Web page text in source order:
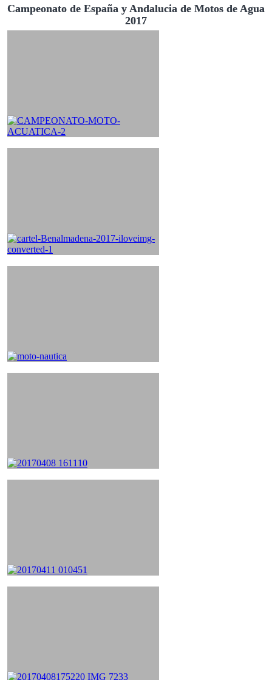
Campeonato de España y Andalucia de Motos de Agua
2017